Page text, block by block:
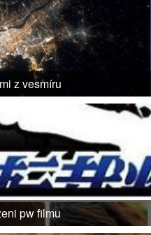
z vesmíru
pw filmu